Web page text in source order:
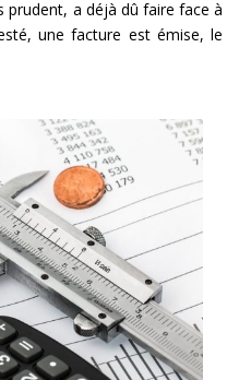
a déjà dû faire face à
une facture est émise, le